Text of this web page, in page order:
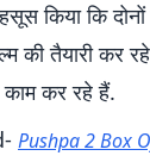
किया कि
की तैयारी कर
कर रहे हैं.
Pushpa 2 Box